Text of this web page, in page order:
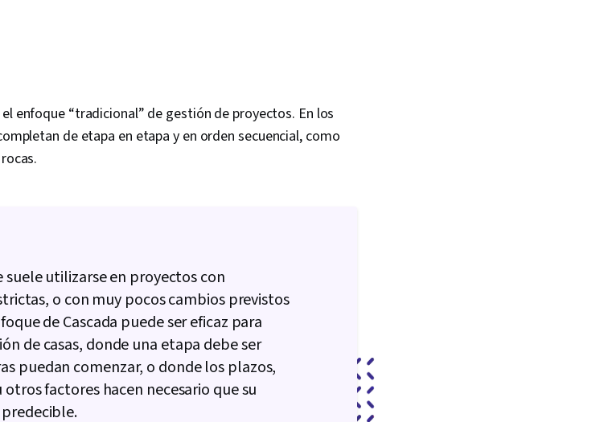
enfoque “tradicional” de gestión de proyectos. En los
de etapa en etapa y en orden secuencial, como
suele utilizarse en proyectos con
o con muy pocos cambios previstos
de Cascada puede ser eficaz para
de casas, donde una etapa debe ser
puedan comenzar, o donde los plazos,
factores hacen necesario que su